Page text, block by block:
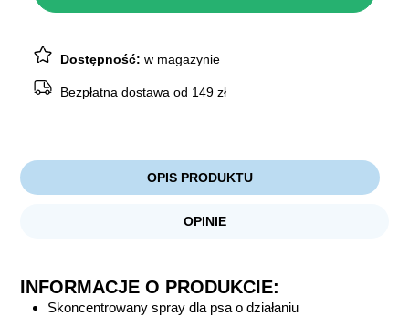
Dostępność:w magazynie
Bezpłatna dostawa od 149 zł
OPIS PRODUKTU
OPINIE
INFORMACJE O PRODUKCIE:
Skoncentrowany spray dla psa o działaniu